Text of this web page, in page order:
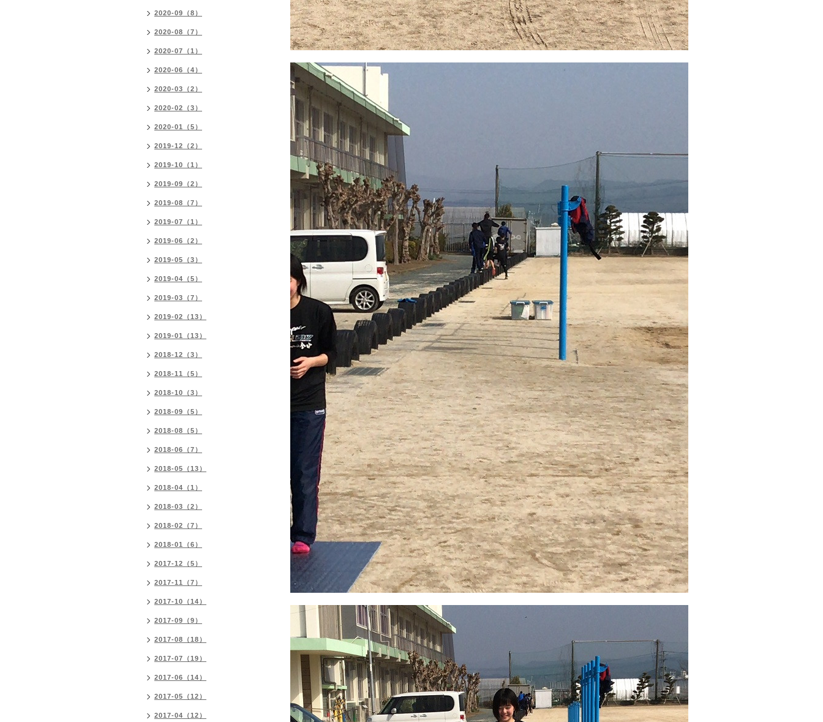
2020-09（8）
2020-08（7）
2020-07（1）
2020-06（4）
2020-03（2）
2020-02（3）
2020-01（5）
2019-12（2）
2019-10（1）
2019-09（2）
2019-08（7）
2019-07（1）
2019-06（2）
2019-05（3）
2019-04（5）
2019-03（7）
2019-02（13）
2019-01（13）
2018-12（3）
2018-11（5）
2018-10（3）
2018-09（5）
2018-08（5）
2018-06（7）
2018-05（13）
2018-04（1）
2018-03（2）
2018-02（7）
2018-01（6）
2017-12（5）
2017-11（7）
2017-10（14）
2017-09（9）
2017-08（18）
2017-07（19）
2017-06（14）
2017-05（12）
2017-04（12）